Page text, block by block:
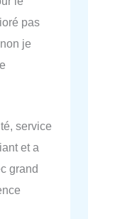
pas
je
service
et a
grand